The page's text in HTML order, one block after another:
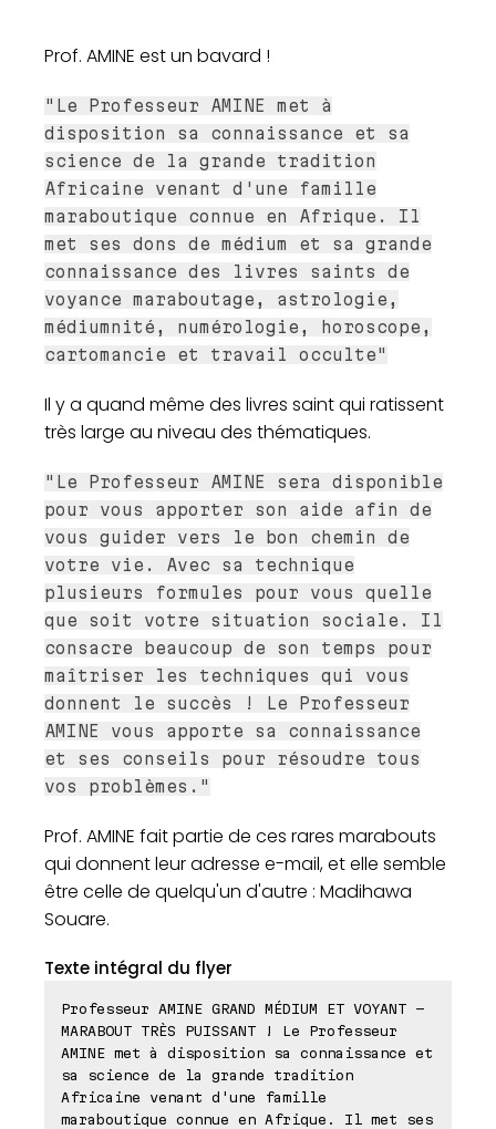
Prof. AMINE est un bavard !
"Le Professeur AMINE met à
disposition sa connaissance et sa
science de la grande tradition
Africaine venant d'une famille
maraboutique connue en Afrique. Il
met ses dons de médium et sa grande
connaissance des livres saints de
voyance maraboutage, astrologie,
médiumnité, numérologie, horoscope,
cartomancie et travail occulte"
Il y a quand même des livres saint qui ratissent
très large au niveau des thématiques.
"Le Professeur AMINE sera disponible
pour vous apporter son aide afin de
vous guider vers le bon chemin de
votre vie. Avec sa technique
plusieurs formules pour vous quelle
que soit votre situation sociale. Il
consacre beaucoup de son temps pour
maîtriser les techniques qui vous
donnent le succès ! Le Professeur
AMINE vous apporte sa connaissance
et ses conseils pour résoudre tous
vos problèmes."
Prof. AMINE fait partie de ces rares marabouts
qui donnent leur adresse e-mail, et elle semble
être celle de quelqu'un d'autre : Madihawa
Souare.
Texte intégral du flyer
Professeur AMINE GRAND MÉDIUM ET VOYANT -
MARABOUT TRÈS PUISSANT ! Le Professeur
AMINE met à disposition sa connaissance et
sa science de la grande tradition
Africaine venant d'une famille
maraboutique connue en Afrique. Il met ses